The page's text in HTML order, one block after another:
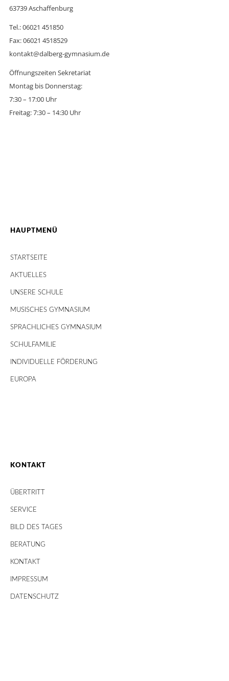
63739 Aschaffenburg
Tel.: 06021 451850
Fax: 06021 4518529
kontakt@dalberg-gymnasium.de
Öffnungszeiten Sekretariat
Montag bis Donnerstag:
7:30 – 17:00 Uhr
Freitag: 7:30 – 14:30 Uhr
HAUPTMENÜ
STARTSEITE
AKTUELLES
UNSERE SCHULE
MUSISCHES GYMNASIUM
SPRACHLICHES GYMNASIUM
SCHULFAMILIE
INDIVIDUELLE FÖRDERUNG
EUROPA
KONTAKT
ÜBERTRITT
SERVICE
BILD DES TAGES
BERATUNG
KONTAKT
IMPRESSUM
DATENSCHUTZ